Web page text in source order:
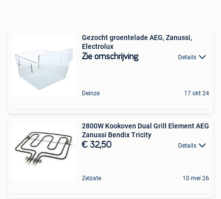
Gezocht groentelade AEG, Zanussi,
Electrolux
Zie omschrijving Details
Deinze 17 okt 24
2800W Kookoven Dual Grill Element AEG
Zanussi Bendix Tricity
€ 32,50 Details
Zelzate 10 mei 26